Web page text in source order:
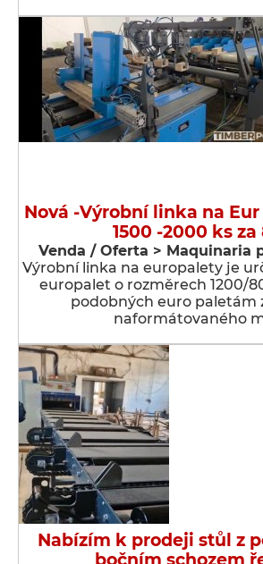
Nová -Výrobní linka na
1500 -2000 ks za
Venda / Oferta > Maquinaria
Výrobní linka na europalety je
europalet o rozměrech 1200/
podobných euro paletám
naformátovaného
Nabízím k prodeji stůl z